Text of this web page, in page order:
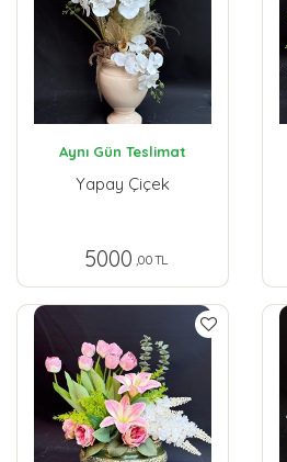
Aynı Gün Teslimat
Yapay Çiçek
5000 ,00 TL